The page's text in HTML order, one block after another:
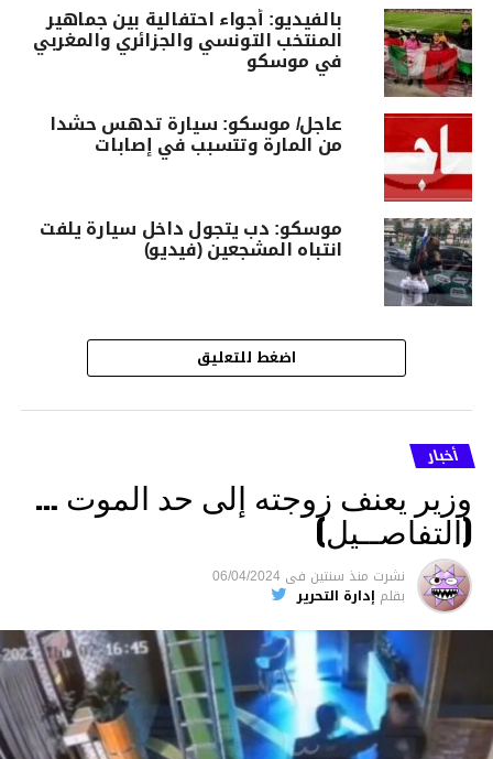
بالفيديو: أجواء احتفالية بين جماهير
المنتخب التونسي والجزائري والمغربي
في موسكو
عاجل/ موسكو: سيارة تدهس حشدا
من المارة وتتسبب في إصابات
موسكو: دب يتجول داخل سيارة يلفت
انتباه المشجعين (فيديو)
اضغط للتعليق
أخبار
وزير يعنف زوجته إلى حد الموت …
(التفاصــيل)
نشرت منذ سنتين فى 06/04/2024
بقلم إدارة التحرير